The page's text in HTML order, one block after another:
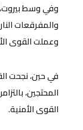
وفي وسط
والمفرقعات
وعملت القوى
في حين، نجحت
المحتجين،
القوى الأمنية.